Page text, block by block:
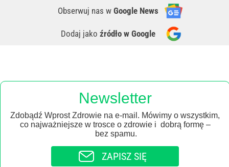
Obserwuj nas w Google News
Dodaj jako źródło w Google
Newsletter
Zdobądź Wprost Zdrowie na e-mail. Mówimy o wszystkim,
co najważniejsze w trosce o zdrowie i dobrą formę –
bez spamu.
ZAPISZ SIĘ